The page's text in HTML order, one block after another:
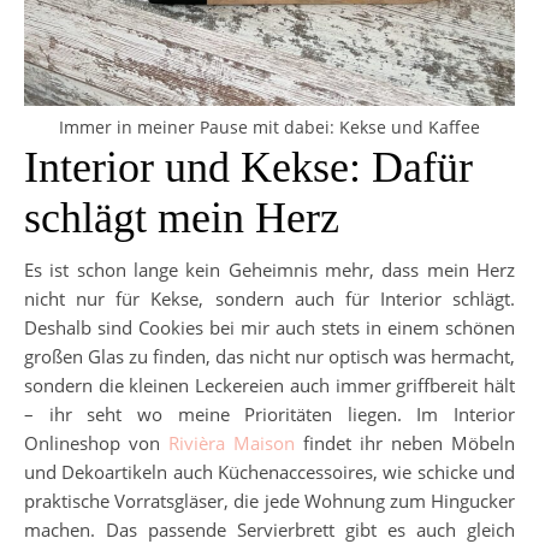
Immer in meiner Pause mit dabei: Kekse und Kaffee
Interior und Kekse: Dafür
schlägt mein Herz
Es ist schon lange kein Geheimnis mehr, dass mein Herz
nicht nur für Kekse, sondern auch für Interior schlägt.
Deshalb sind Cookies bei mir auch stets in einem schönen
großen Glas zu finden, das nicht nur optisch was hermacht,
sondern die kleinen Leckereien auch immer griffbereit hält
– ihr seht wo meine Prioritäten liegen. Im Interior
Onlineshop von Rivièra Maison findet ihr neben Möbeln
und Dekoartikeln auch Küchenaccessoires, wie schicke und
praktische Vorratsgläser, die jede Wohnung zum Hingucker
machen. Das passende Servierbrett gibt es auch gleich